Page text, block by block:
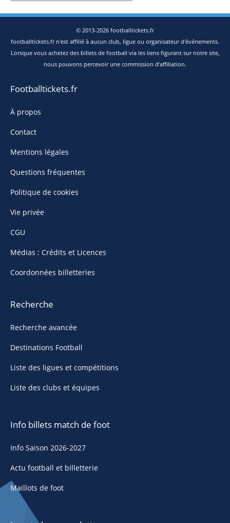
© 2013-2026 footballtickets.fr
footballtickets.fr n'est affilié à aucun club, ligue ou organisateur d'événements.
Lorsque vous achetez des billets de football via les liens figurant sur notre site,
nous pouvons percevoir une commission d'affiliation.
Footballtickets.fr
À propos
Contact
Mentions légales
Questions fréquentes
Politique de cookies
Vie privée
CGU
Médias : Crédits et Licences
Coordonnées billetteries
Recherche
Recherche avancée
Destinations Football
Liste des ligues et compétitions
Liste des clubs et équipes
Info billets match de foot
Info Saison 2026-2027
Actu football et billetterie
Maillots de foot